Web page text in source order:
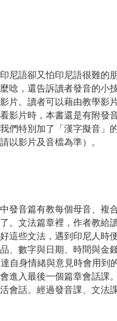
語卻又怕印尼語很難的
，還告訴讀者發音的小
。讀者可以藉由教學影
片時，本書還是有附發
特別加了「漢字擬音」
以影片及音檔為準）。
音篇有教每個母音、複
文法篇章裡，作者教給
些文法，遇到印尼人時
數字與日期、時間與金
自身情緒與意見時會用
入最後一個篇章會話課
話。經過發音課、文法